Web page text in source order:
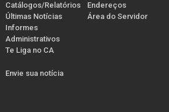
Catálogos/Relatórios
Últimas Notícias
Informes
Administrativos
Te Liga no CA
Envie sua notícia
Endereços
Área do Servidor